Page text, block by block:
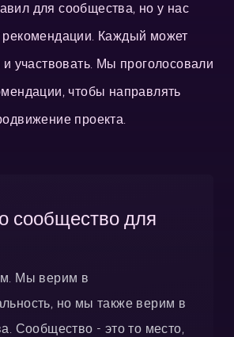
для сообщества, но у нас
рекомендации. Каждый может
и участвовать. Мы проголосовали
чтобы направлять
проекта.
сообщество для
Мы верим в
но мы также верим в
Сообщество - это то место,